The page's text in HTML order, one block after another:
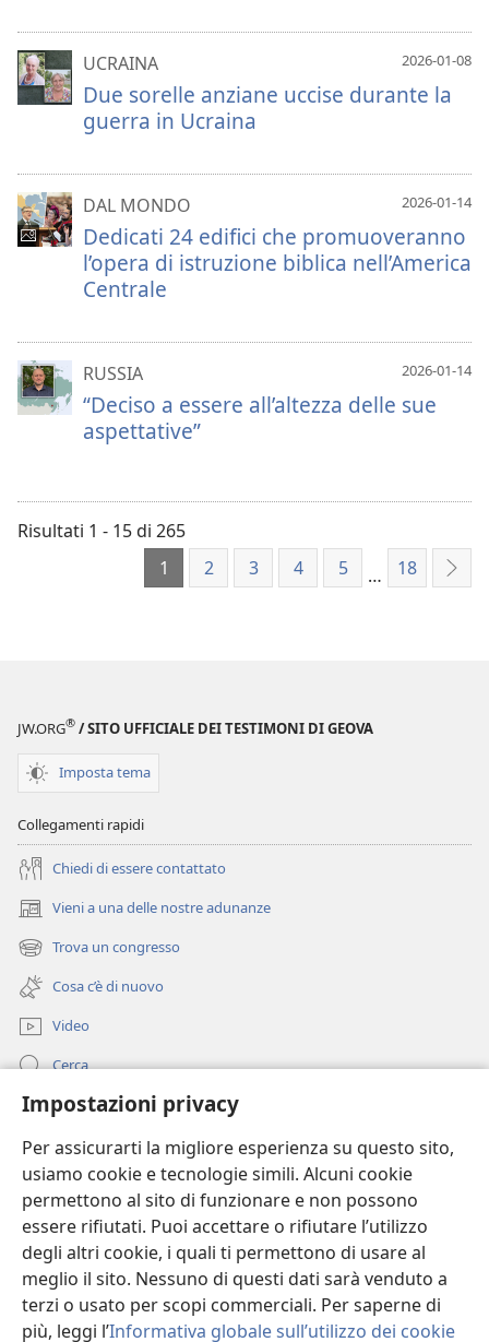
Impostazioni privacy
Per assicurarti la migliore esperienza su questo sito,
usiamo cookie e tecnologie simili. Alcuni cookie
permettono al sito di funzionare e non possono
essere rifiutati. Puoi accettare o rifiutare l’utilizzo
degli altri cookie, i quali ti permettono di usare al
meglio il sito. Nessuno di questi dati sarà venduto a
terzi o usato per scopi commerciali. Per saperne di
più, leggi l’Informativa globale sull’utilizzo dei cookie
2026-01-08
UCRAINA
Due sorelle anziane uccise durante la
guerra in Ucraina
2026-01-14
DAL MONDO
Dedicati 24 edifici che promuoveranno
l’opera di istruzione biblica nell’America
Centrale
2026-01-14
RUSSIA
“Deciso a essere all’altezza delle sue
aspettative”
Risultati 1 - 15 di 265
1
2 3 4 5 … 18
JW.ORG® / SITO UFFICIALE DEI TESTIMONI DI GEOVA
Imposta tema
Collegamenti rapidi
Chiedi di essere contattato
Vieni a una delle nostre adunanze
(apre
una
nuova
finestra)
Trova un congresso
(apre
una
nuova
finestra)
Cosa c’è di nuovo
Video
Cerca
Guida
Donazioni
(apre
nuova
finestra)
BIBLIOTECA ONLINE Watchtower
(apre
una
nuova
finestra)
JW Hub®
(apre
una
nuova